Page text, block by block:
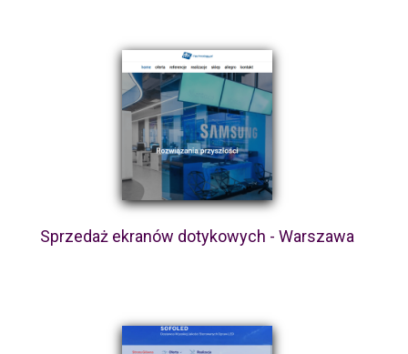
Sprzedaż ekranów dotykowych - Warszawa